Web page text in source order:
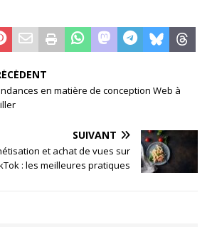
en matière de conception Web à
SUIVANT
et achat de vues sur
: les meilleures pratiques